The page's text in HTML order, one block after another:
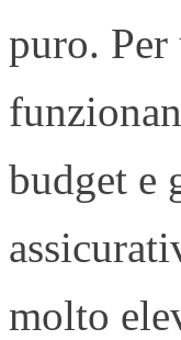
puro.
budget e
molto